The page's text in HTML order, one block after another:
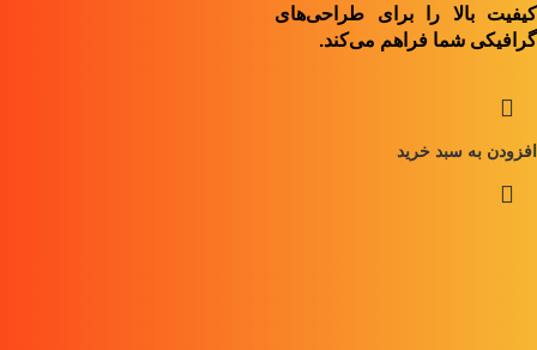
کیفیت بالا را برای طراحی‌های
گرافیکی شما فراهم می‌کند.
افزودن به سبد خرید